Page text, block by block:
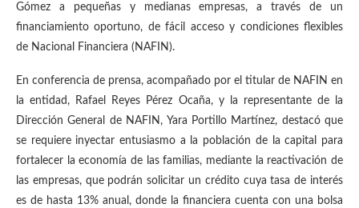
Gómez a pequeñas y medianas empresas, a través de un
financiamiento oportuno, de fácil acceso y condiciones flexibles
de Nacional Financiera (NAFIN).
En conferencia de prensa, acompañado por el titular de NAFIN en
la entidad, Rafael Reyes Pérez Ocaña, y la representante de la
Dirección General de NAFIN, Yara Portillo Martínez, destacó que
se requiere inyectar entusiasmo a la población de la capital para
fortalecer la economía de las familias, mediante la reactivación de
las empresas, que podrán solicitar un crédito cuya tasa de interés
es de hasta 13% anual, donde la financiera cuenta con una bolsa